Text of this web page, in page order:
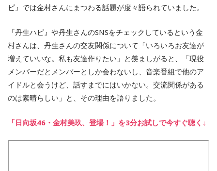
ピ』では金村さんにまつわる話題が度々語られていました。
『丹生ハピ』や丹生さんのSNSをチェックしているという金
村さんは、丹生さんの交友関係について「いろいろお友達が
増えていいな。私も友達作りたい」と羨ましがると、「現役
メンバーだとメンバーとしか会わないし、音楽番組で他のア
イドルと会うけど、話すまでにはいかない。交流関係がある
のは素晴らしい」と、その理由を語りました。
「日向坂46・金村美玖、登場！」を3分お試しで今すぐ聴く↓